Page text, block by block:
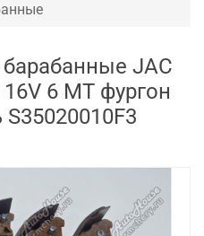
JAC
6 MT фургон